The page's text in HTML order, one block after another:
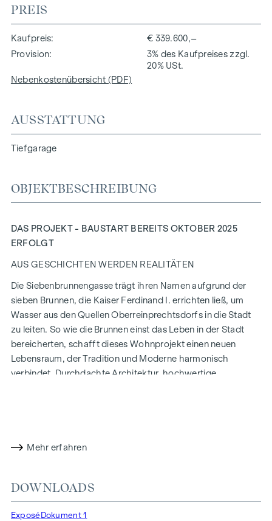
PREIS
Kaufpreis
€ 339.600,–
Provision
3% des Kaufpreises zzgl.
20% USt.
Nebenkostenübersicht (PDF)
AUSSTATTUNG
Tiefgarage
OBJEKTBESCHREIBUNG
DAS PROJEKT - BAUSTART BEREITS OKTOBER 2025
ERFOLGT
AUS GESCHICHTEN WERDEN REALITÄTEN
Die Siebenbrunnengasse trägt ihren Namen aufgrund der
sieben Brunnen, die Kaiser Ferdinand I. errichten ließ, um
Wasser aus den Quellen Oberreinprechtsdorfs in die Stadt
zu leiten. So wie die Brunnen einst das Leben in der Stadt
bereicherten, schafft dieses Wohnprojekt einen neuen
Lebensraum, der Tradition und Moderne harmonisch
verbindet. Durchdachte Architektur, hochwertige
konzipiert für Menschen, die auf Stil und Design setzen.
Mehr erfahren
DOWNLOADS
Exposé Dokument 1